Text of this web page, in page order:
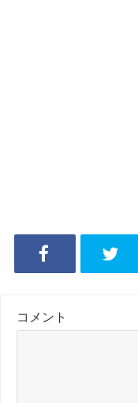
コメント